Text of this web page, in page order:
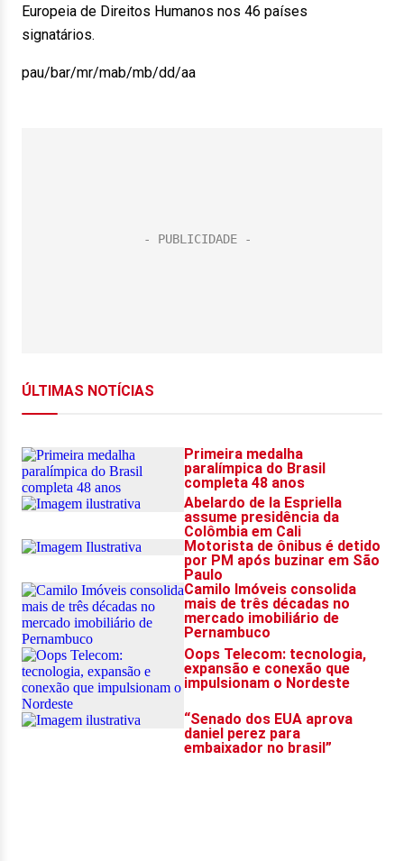
Europeia de Direitos Humanos nos 46 países
signatários.
pau/bar/mr/mab/mb/dd/aa